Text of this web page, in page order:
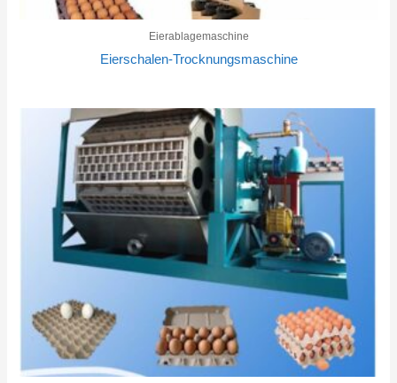
Eierablagemaschine
Eierschalen-Trocknungsmaschine